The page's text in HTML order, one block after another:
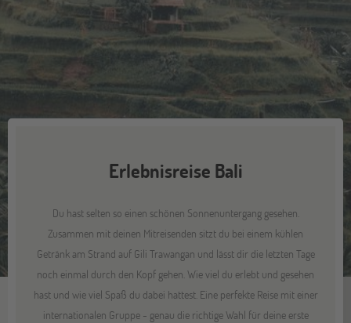
Erlebnisreise Bali
Du hast selten so einen schönen Sonnenuntergang gesehen.
Zusammen mit deinen Mitreisenden sitzt du bei einem kühlen
Getränk am Strand auf Gili Trawangan und lässt dir die letzten Tage
noch einmal durch den Kopf gehen. Wie viel du erlebt und gesehen
hast und wie viel Spaß du dabei hattest. Eine perfekte Reise mit einer
internationalen Gruppe - genau die richtige Wahl für deine erste